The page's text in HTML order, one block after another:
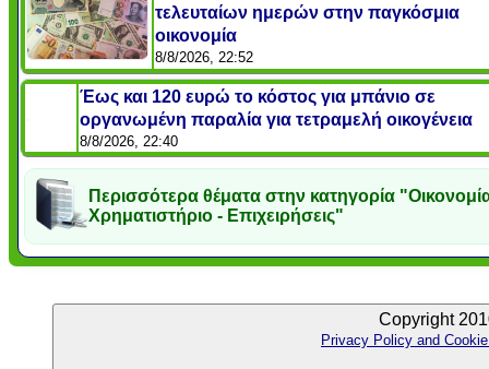
τελευταίων ημερών στην παγκόσμια
οικονομία
8/8/2026, 22:52
Έως και 120 ευρώ το κόστος για μπάνιο σε
οργανωμένη παραλία για τετραμελή οικογένεια
8/8/2026, 22:40
Περισσότερα θέματα στην κατηγορία
Χρηματιστήριο - Επιχειρήσεις"
Copyright
Privacy Policy and